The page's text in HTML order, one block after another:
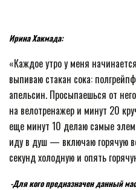
Ирина Хакмада:
«Каждое утро у меня
выпиваю стакан сока:
апельсин. Просыпаешься от
на велотренажер и минут 20
еще минут 10 делаю самые
иду в душ — включаю горячую
секунд холодную и опять
-Для кого предназначен данный